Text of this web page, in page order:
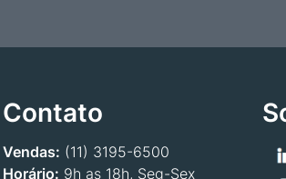
Contato
Vendas: (11) 3195-6500
Horário: 9h as 18h, Seg-Sex